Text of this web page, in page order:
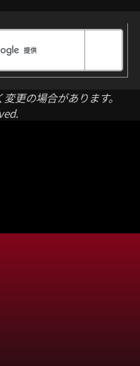
更の場合があります。